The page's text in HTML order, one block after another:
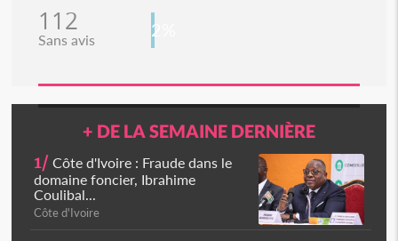
112
Sans avis 2%
+ DE LA SEMAINE DERNIÈRE
1/ Côte d'Ivoire : Fraude dans le
domaine foncier, Ibrahime
Coulibal...
Côte d'Ivoire